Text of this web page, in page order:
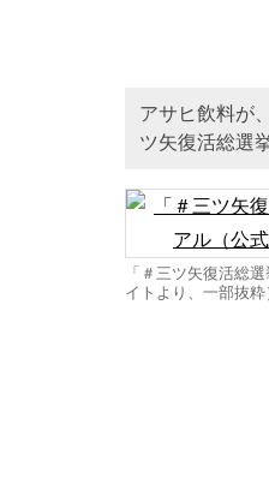
アサヒ飲料が
ツ矢復活総選
「＃三ツ矢復活総
イトより、一部抜粋